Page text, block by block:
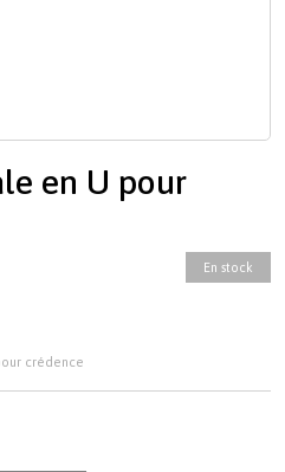
en U pour
En stock
crédence